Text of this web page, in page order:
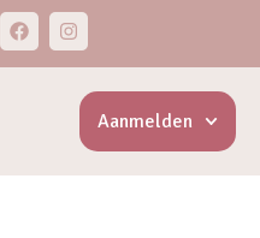
Aanmelden